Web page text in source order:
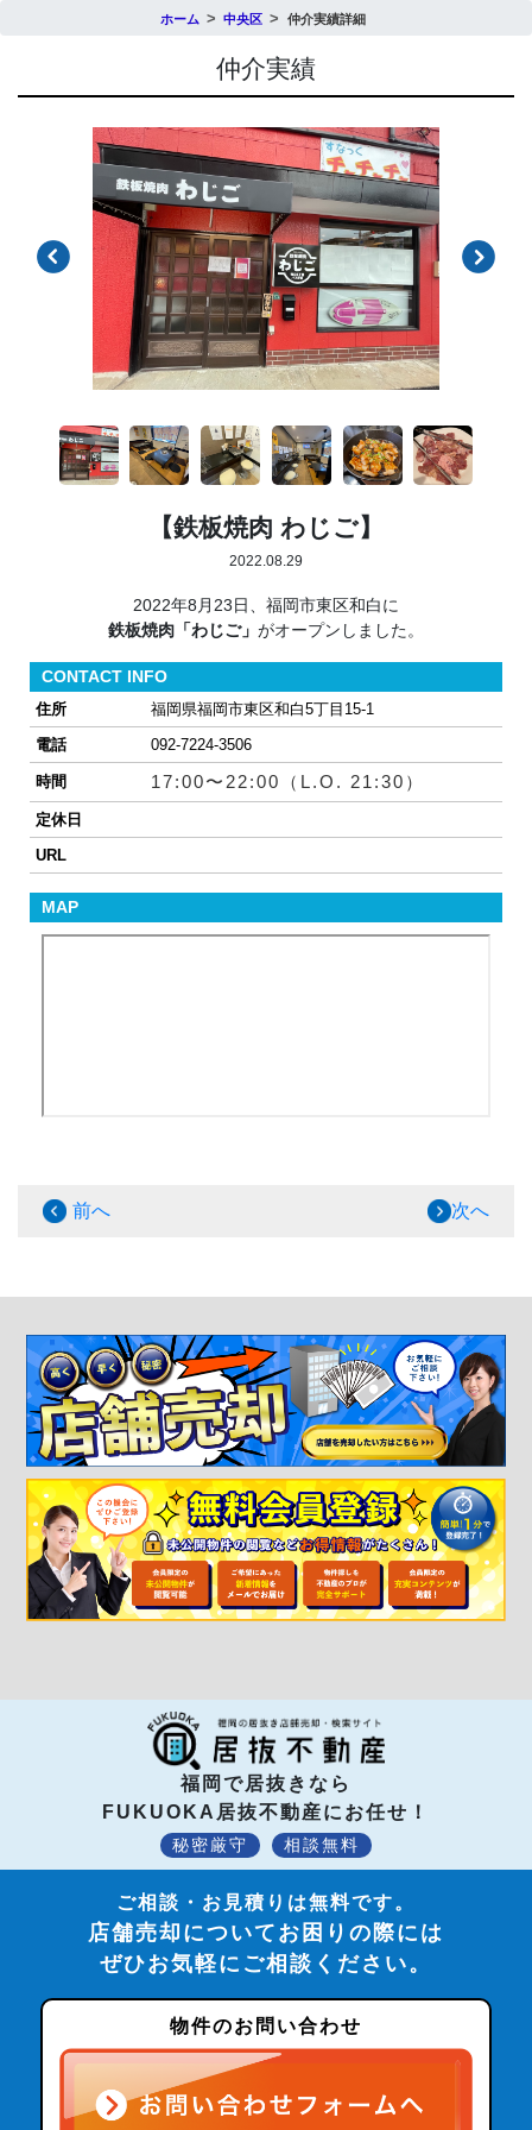
ホーム 中央区 仲介実績詳細
仲介実績
【鉄板焼肉 わじご】
2022.08.29
2022年8月23日、福岡市東区和白に
鉄板焼肉「わじご」 がオープンしました。
CONTACT INFO
住所
福岡県福岡市東区和白5丁目15-1
電話
092-7224-3506
時間 17:00〜22:00（L.O. 21:30）
定休日
URL
MAP
前へ 次へ
福岡で居抜きなら
FUKUOKA居抜不動産にお任せ！
秘密厳守 相談無料
ご相談・お見積りは無料です。
店舗売却についてお困りの際には
ぜひお気軽にご相談ください。
物件のお問い合わせ